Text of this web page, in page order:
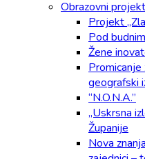
Obrazovni
Projekt
Pod
Žene
geografski
“N.O.N.A.”
„Uskrsna
Županije
Nova